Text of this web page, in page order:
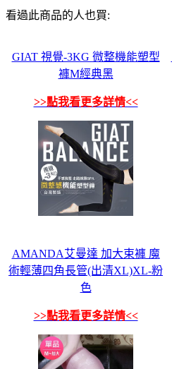
看過此商品的人也買:
GIAT 視覺-3KG 微整機能塑型
褲M經典黑
>>點我看更多詳情<<
AMANDA艾曼達 加大束褲 魔
術輕薄四角長管(出清XL)XL-粉
色
>>點我看更多詳情<<